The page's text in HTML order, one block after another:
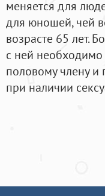
меняется для
для юношей, чей
возрасте 65 лет.
с ней
половому члену и
при наличии